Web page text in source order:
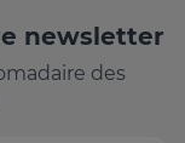
newsletter
des